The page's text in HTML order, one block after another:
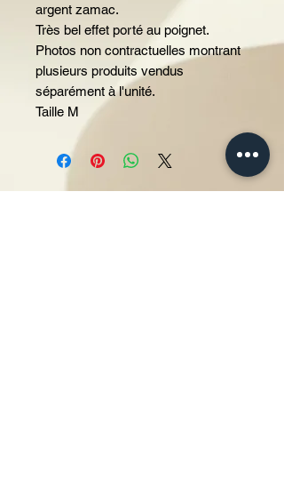
argent zamac.
Très bel effet porté au poignet.
Photos non contractuelles montrant
plusieurs produits vendus
séparément à l'unité.
Taille M